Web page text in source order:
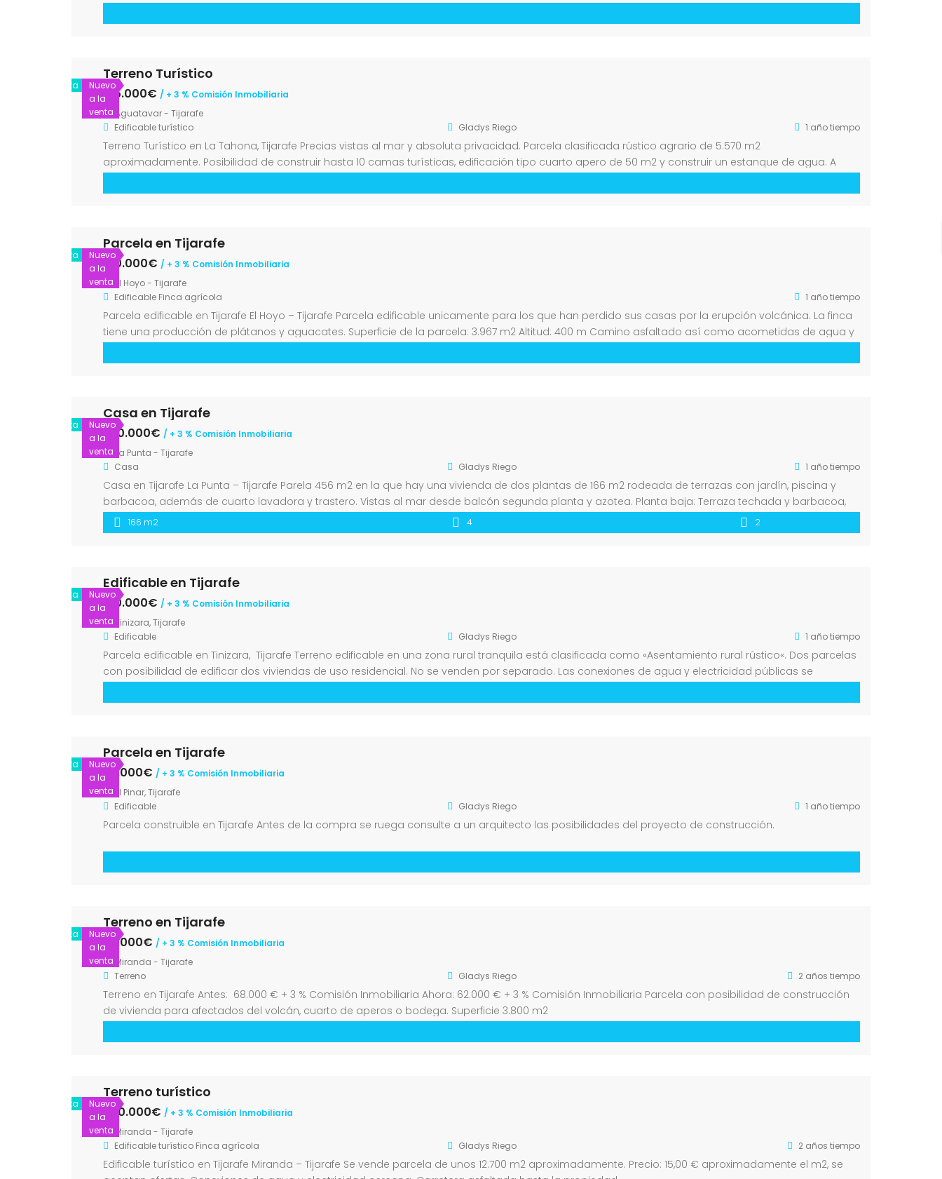
Nuevo
a la
venta
Venta
Terreno Turístico
125.000€ / + 3 % Comisión Inmobiliaria
Aguatavar - Tijarafe
Edificable turístico
Gladys Riego 1 año tiempo
Terreno Turístico en La Tahona, Tijarafe Precias vistas al mar y absoluta privacidad. Parcela clasificada rústico agrario de 5.570 m2
aproximadamente. Posibilidad de construir hasta 10 camas turísticas, edificación tipo cuarto apero de 50 m2 y construir un estanque de agua. A
Nuevo
a la
venta
Venta
Parcela en Tijarafe
130.000€ / + 3 % Comisión Inmobiliaria
El Hoyo - Tijarafe
Edificable Finca agrícola 1 año tiempo
Parcela edificable en Tijarafe El Hoyo – Tijarafe Parcela edificable unicamente para los que han perdido sus casas por la erupción volcánica. La finca
tiene una producción de plátanos y aguacates. Superficie de la parcela: 3.967 m2 Altitud: 400 m Camino asfaltado así como acometidas de agua y
Nuevo
a la
venta
Venta
Casa en Tijarafe
390.000€ / + 3 % Comisión Inmobiliaria
La Punta - Tijarafe
Casa
Gladys Riego 1 año tiempo
Casa en Tijarafe La Punta – Tijarafe Parela 456 m2 en la que hay una vivienda de dos plantas de 166 m2 rodeada de terrazas con jardín, piscina y
barbacoa, además de cuarto lavadora y trastero. Vistas al mar desde balcón segunda planta y azotea. Planta baja: Terraza techada y barbacoa,
salón, cocina-comedor, pasillo, dos […]
166 m2 4 2
Nuevo
a la
venta
Venta
Edificable en Tijarafe
160.000€ / + 3 % Comisión Inmobiliaria
Tinizara, Tijarafe
Edificable
Gladys Riego 1 año tiempo
Parcela edificable en Tinizara, Tijarafe Terreno edificable en una zona rural tranquila está clasificada como «Asentamiento rural rústico«. Dos parcelas
con posibilidad de edificar dos viviendas de uso residencial. No se venden por separado. Las conexiones de agua y electricidad públicas se
Nuevo
a la
venta
Venta
Parcela en Tijarafe
93.000€ / + 3 % Comisión Inmobiliaria
El Pinar, Tijarafe
Edificable
Gladys Riego 1 año tiempo
Parcela construible en Tijarafe Antes de la compra se ruega consulte a un arquitecto las posibilidades del proyecto de construcción.
Nuevo
a la
venta
Venta
Terreno en Tijarafe
62.000€ / + 3 % Comisión Inmobiliaria
Miranda - Tijarafe
Terreno
Gladys Riego 2 años tiempo
Terreno en Tijarafe Antes: 68.000 € + 3 % Comisión Inmobiliaria Ahora: 62.000 € + 3 % Comisión Inmobiliaria Parcela con posibilidad de construcción
de vivienda para afectados del volcán, cuarto de aperos o bodega. Superficie 3.800 m2
Nuevo
a la
venta
Venta
Terreno turístico
200.000€ / + 3 % Comisión Inmobiliaria
Miranda - Tijarafe
Edificable turístico Finca agrícola Gladys Riego 2 años tiempo
Edificable turístico en Tijarafe Miranda – Tijarafe Se vende parcela de unos 12.700 m2 aproximadamente. Precio: 15,00 € aproximadamente el m2, se